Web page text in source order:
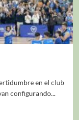
en el club
configurando...